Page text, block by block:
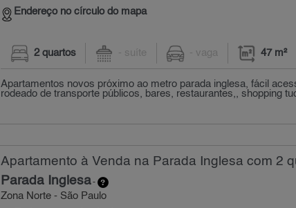
Endereço no círculo do mapa
2 quartos - suíte - vaga 47 m²
Apartamentos novos próximo ao metro parada inglesa, fácil
rodeado de transporte públicos, bares, restaurantes,, shopping
Apartamento à Venda na Parada Inglesa com 2
Parada Inglesa-
Zona Norte - São Paulo